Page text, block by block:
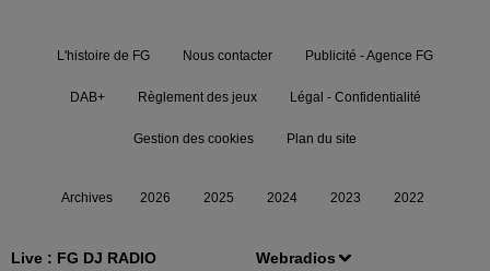
Live : FG DJ RADIO Webradios
L'histoire de FG Nous contacter Publicité - Agence FG
DAB+ Règlement des jeux Légal - Confidentialité
Gestion des cookies Plan du site
Archives 2026 2025 2024 2023 2022